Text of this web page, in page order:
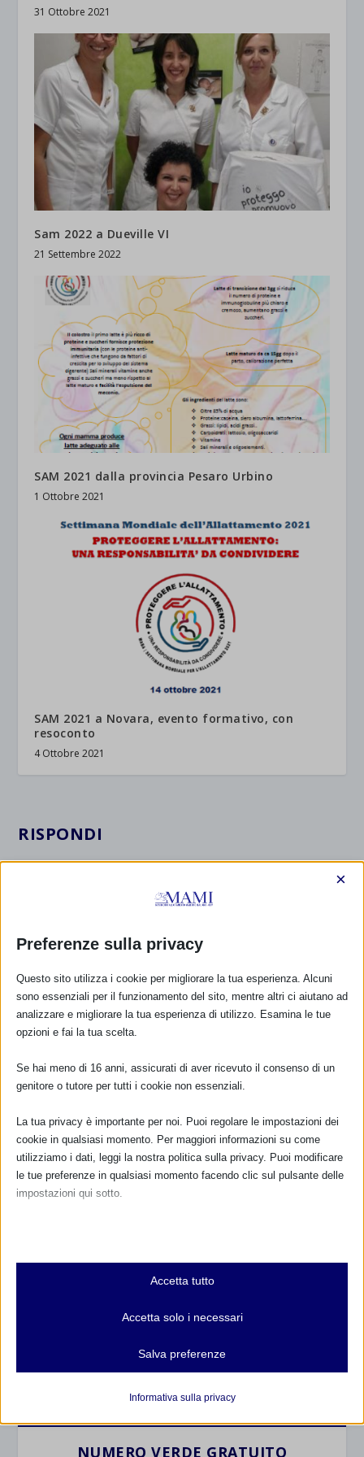
31 Ottobre 2021
Sam 2022 a Dueville VI
21 Settembre 2022
SAM 2021 dalla provincia Pesaro Urbino
1 Ottobre 2021
SAM 2021 a Novara, evento formativo, con
resoconto
4 Ottobre 2021
RISPONDI
TUTTI GLI EVENTI
FARMACI IN ALLATTAMENTO E
NUMERO VERDE GRATUITO
Preferenze sulla privacy
×
Questo sito utilizza i cookie per migliorare la tua esperienza. Alcuni
sono essenziali per il funzionamento del sito, mentre altri ci aiutano ad
analizzare e migliorare la tua esperienza di utilizzo. Esamina le tue
opzioni e fai la tua scelta.
Se hai meno di 16 anni, assicurati di aver ricevuto il consenso di un
genitore o tutore per tutti i cookie non essenziali.
La tua privacy è importante per noi. Puoi regolare le impostazioni dei
cookie in qualsiasi momento. Per maggiori informazioni su come
utilizziamo i dati, leggi la nostra politica sulla privacy. Puoi modificare
le tue preferenze in qualsiasi momento facendo clic sul pulsante delle
impostazioni qui sotto.
Essenziali
I cookie e i servizi essenziali abilitano le funzioni di base e sono
e servizi non richiedono il consenso dell'utente secondo il GDPR.
Analitici
interagiscono con il nostro sito web.
Mostra dettagli
Accetta tutto
Accetta solo i necessari
Salva preferenze
Informativa sulla privacy